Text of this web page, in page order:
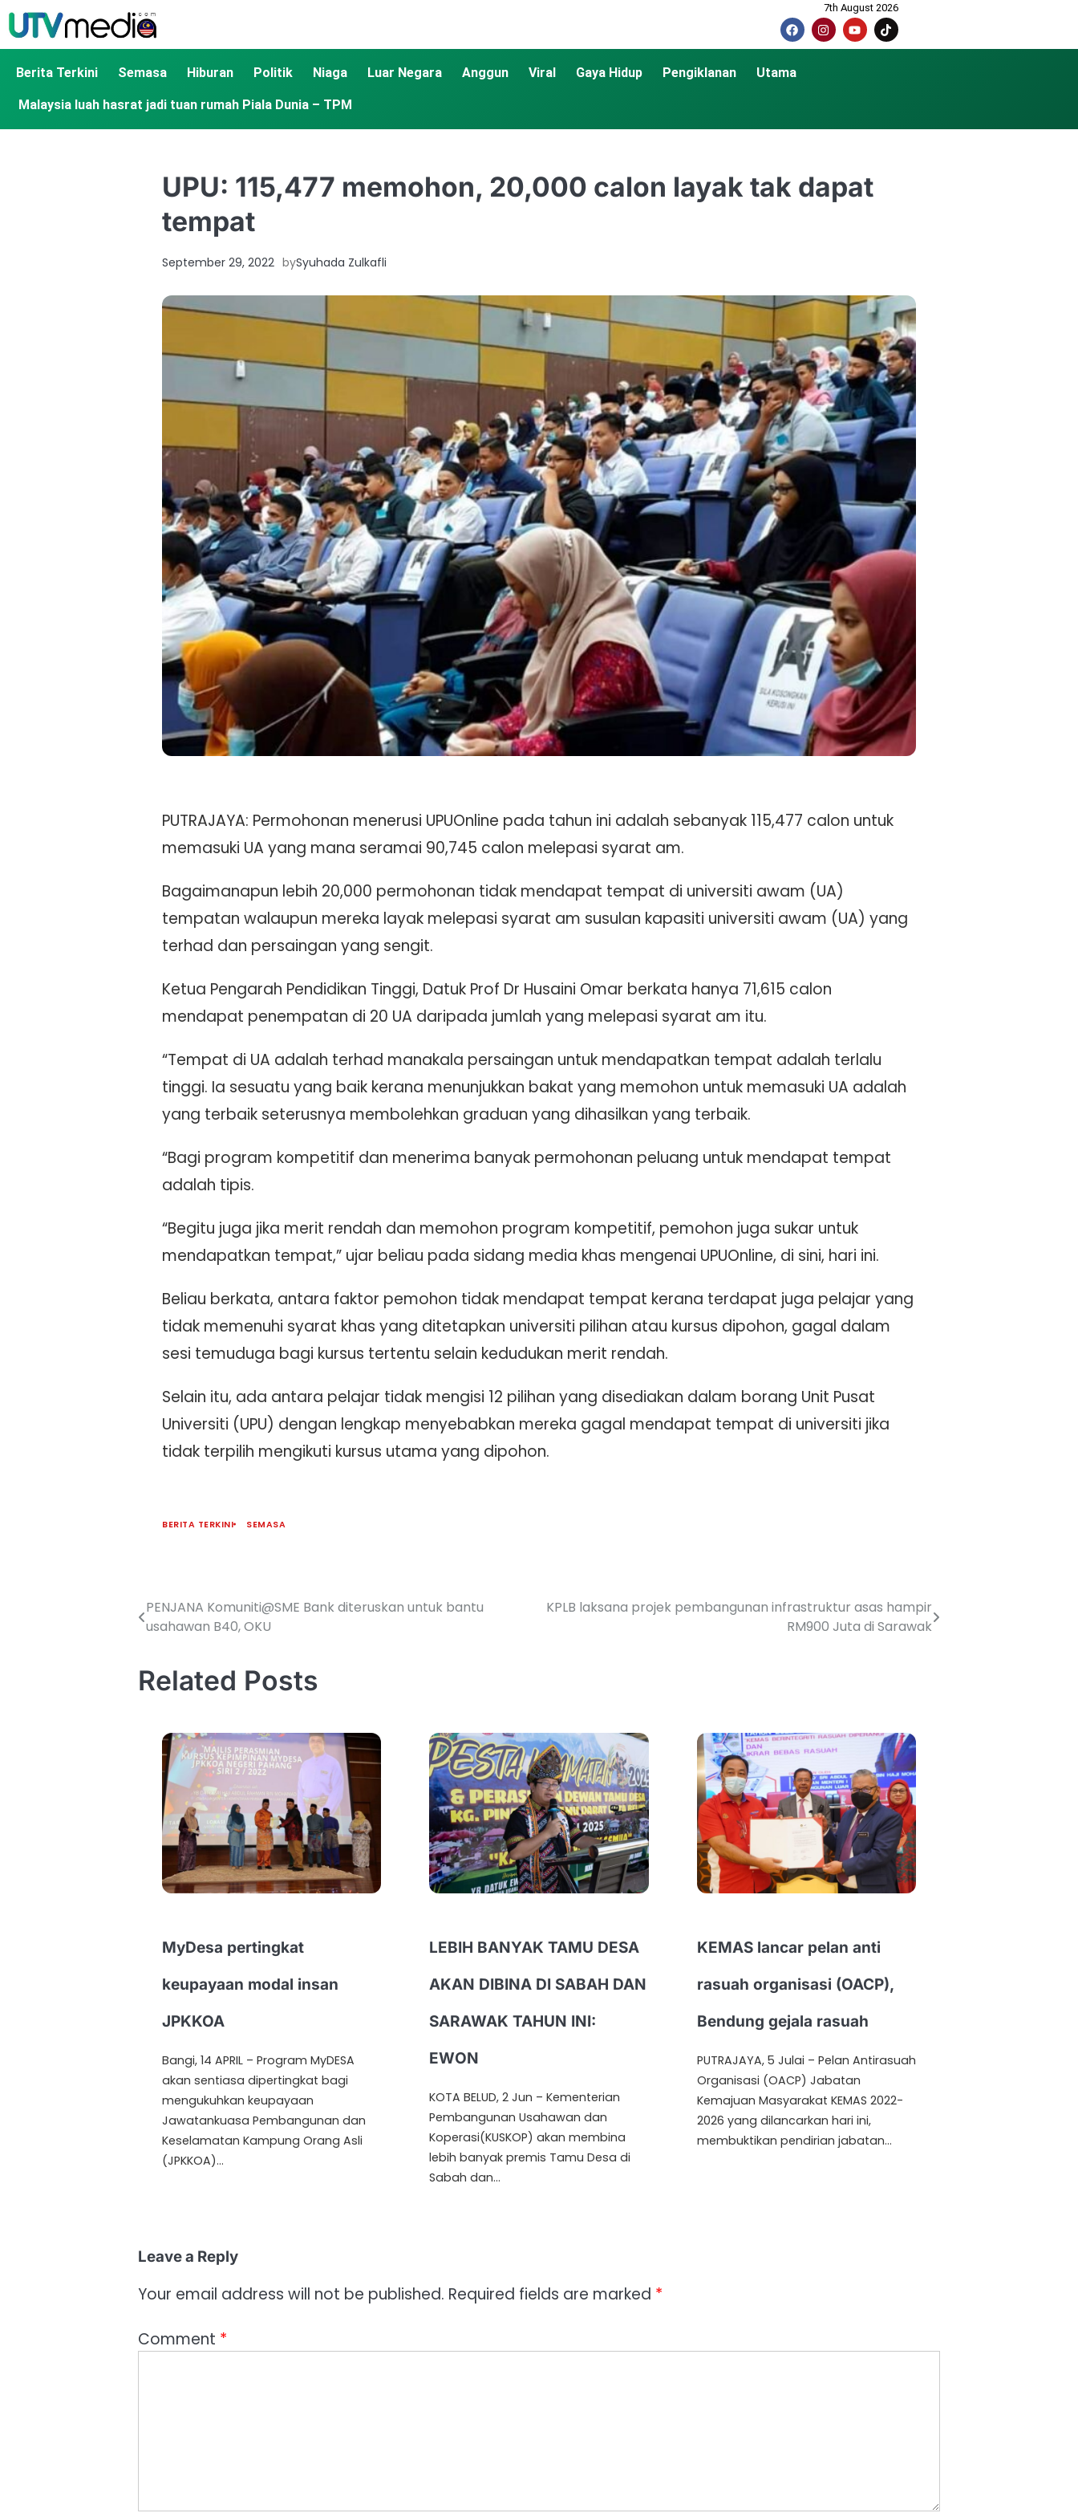
7th August 2026
Berita Terkini Semasa Hiburan Politik Niaga Luar Negara Anggun Viral Gaya Hidup Pengiklanan Utama
Malaysia luah hasrat jadi tuan rumah Piala Dunia – TPM
UPU: 115,477 memohon, 20,000 calon layak tak dapat
tempat
September 29, 2022 bySyuhada Zulkafli
PUTRAJAYA: Permohonan menerusi UPUOnline pada tahun ini adalah sebanyak 115,477 calon untuk
memasuki UA yang mana seramai 90,745 calon melepasi syarat am.
Bagaimanapun lebih 20,000 permohonan tidak mendapat tempat di universiti awam (UA)
tempatan walaupun mereka layak melepasi syarat am susulan kapasiti universiti awam (UA) yang
terhad dan persaingan yang sengit.
Ketua Pengarah Pendidikan Tinggi, Datuk Prof Dr Husaini Omar berkata hanya 71,615 calon
mendapat penempatan di 20 UA daripada jumlah yang melepasi syarat am itu.
“Tempat di UA adalah terhad manakala persaingan untuk mendapatkan tempat adalah terlalu
tinggi. Ia sesuatu yang baik kerana menunjukkan bakat yang memohon untuk memasuki UA adalah
yang terbaik seterusnya membolehkan graduan yang dihasilkan yang terbaik.
“Bagi program kompetitif dan menerima banyak permohonan peluang untuk mendapat tempat
adalah tipis.
“Begitu juga jika merit rendah dan memohon program kompetitif, pemohon juga sukar untuk
mendapatkan tempat,” ujar beliau pada sidang media khas mengenai UPUOnline, di sini, hari ini.
Beliau berkata, antara faktor pemohon tidak mendapat tempat kerana terdapat juga pelajar yang
tidak memenuhi syarat khas yang ditetapkan universiti pilihan atau kursus dipohon, gagal dalam
sesi temuduga bagi kursus tertentu selain kedudukan merit rendah.
Selain itu, ada antara pelajar tidak mengisi 12 pilihan yang disediakan dalam borang Unit Pusat
Universiti (UPU) dengan lengkap menyebabkan mereka gagal mendapat tempat di universiti jika
tidak terpilih mengikuti kursus utama yang dipohon.
BERITA TERKINI SEMASA
PENJANA Komuniti@SME Bank diteruskan untuk bantu
usahawan B40, OKU
KPLB laksana projek pembangunan infrastruktur asas hampir
RM900 Juta di Sarawak
Related Posts
MyDesa pertingkat
keupayaan modal insan
JPKKOA
Bangi, 14 APRIL – Program MyDESA
akan sentiasa dipertingkat bagi
mengukuhkan keupayaan
Jawatankuasa Pembangunan dan
Keselamatan Kampung Orang Asli
(JPKKOA)…
LEBIH BANYAK TAMU DESA
AKAN DIBINA DI SABAH DAN
SARAWAK TAHUN INI:
EWON
KOTA BELUD, 2 Jun – Kementerian
Pembangunan Usahawan dan
Koperasi(KUSKOP) akan membina
lebih banyak premis Tamu Desa di
Sabah dan…
KEMAS lancar pelan anti
rasuah organisasi (OACP),
Bendung gejala rasuah
PUTRAJAYA, 5 Julai – Pelan Antirasuah
Organisasi (OACP) Jabatan
Kemajuan Masyarakat KEMAS 2022-
2026 yang dilancarkan hari ini,
membuktikan pendirian jabatan…
Leave a Reply
Your email address will not be published. Required fields are marked *
Comment *